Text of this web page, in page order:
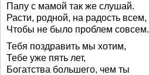
Папу с мамой так же слушай.
Расти, родной, на радость всем,
Чтобы не было проблем совсем.
Тебя поздравить мы хотим,
Тебе уже пять лет,
Богатства большего, чем ты